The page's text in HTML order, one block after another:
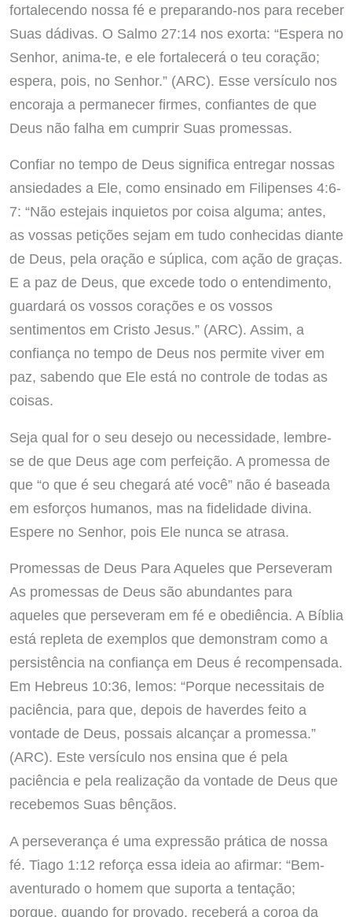
fortalecendo nossa fé e preparando-nos para receber
Suas dádivas. O Salmo 27:14 nos exorta: “Espera no
Senhor, anima-te, e ele fortalecerá o teu coração;
espera, pois, no Senhor.” (ARC). Esse versículo nos
encoraja a permanecer firmes, confiantes de que
Deus não falha em cumprir Suas promessas.
Confiar no tempo de Deus significa entregar nossas
ansiedades a Ele, como ensinado em Filipenses 4:6-
7: “Não estejais inquietos por coisa alguma; antes,
as vossas petições sejam em tudo conhecidas diante
de Deus, pela oração e súplica, com ação de graças.
E a paz de Deus, que excede todo o entendimento,
guardará os vossos corações e os vossos
sentimentos em Cristo Jesus.” (ARC). Assim, a
confiança no tempo de Deus nos permite viver em
paz, sabendo que Ele está no controle de todas as
coisas.
Seja qual for o seu desejo ou necessidade, lembre-
se de que Deus age com perfeição. A promessa de
que “o que é seu chegará até você” não é baseada
em esforços humanos, mas na fidelidade divina.
Espere no Senhor, pois Ele nunca se atrasa.
Promessas de Deus Para Aqueles que Perseveram
As promessas de Deus são abundantes para
aqueles que perseveram em fé e obediência. A Bíblia
está repleta de exemplos que demonstram como a
persistência na confiança em Deus é recompensada.
Em Hebreus 10:36, lemos: “Porque necessitais de
paciência, para que, depois de haverdes feito a
vontade de Deus, possais alcançar a promessa.”
(ARC). Este versículo nos ensina que é pela
paciência e pela realização da vontade de Deus que
recebemos Suas bênçãos.
A perseverança é uma expressão prática de nossa
fé. Tiago 1:12 reforça essa ideia ao afirmar: “Bem-
aventurado o homem que suporta a tentação;
porque, quando for provado, receberá a coroa da